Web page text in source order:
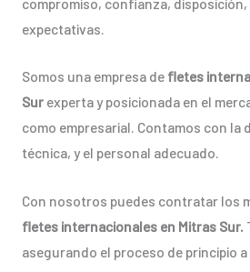
expectativas.
Somos una empresa de fletes
Surexperta y posicionada en el
como empresarial. Contamos con la
técnica, y el personal adecuado.
Con nosotros puedes contratar los
fletes internacionales en Mitras Sur.
asegurando el proceso de principio